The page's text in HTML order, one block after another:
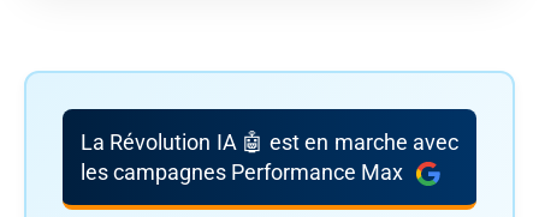
La Révolution IA 🤖 est en marche avec
les campagnes Performance Max